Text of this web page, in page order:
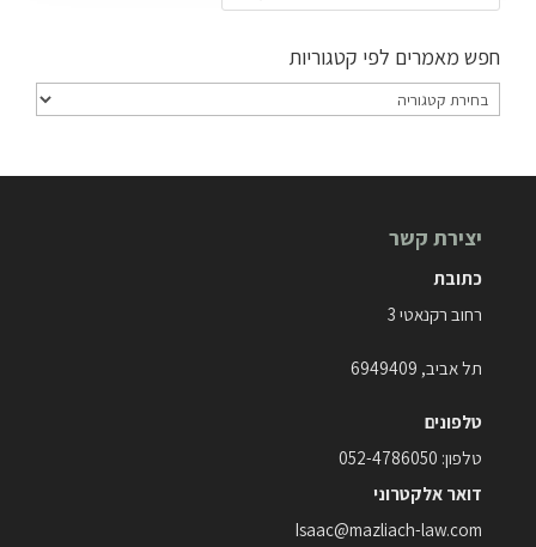
חפש מאמרים לפי קטגוריות
חפש
יצירת קשר
כתובת
רחוב רקנאטי 3
תל אביב, 6949409
טלפונים
טלפון: 052-4786050
דואר אלקטרוני
Isaac@mazliach-law.com